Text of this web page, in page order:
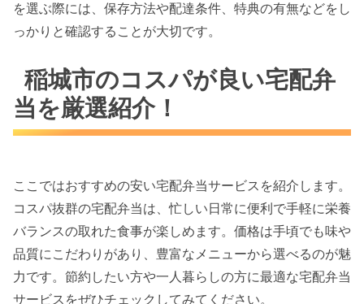
を選ぶ際には、保存方法や配達条件、特典の有無などをし
っかりと確認することが大切です。
稲城市のコスパが良い宅配弁
当を厳選紹介！
ここではおすすめの安い宅配弁当サービスを紹介します。
コスパ抜群の宅配弁当は、忙しい日常に便利で手軽に栄養
バランスの取れた食事が楽しめます。価格は手頃でも味や
品質にこだわりがあり、豊富なメニューから選べるのが魅
力です。節約したい方や一人暮らしの方に最適な宅配弁当
サービスをぜひチェックしてみてください。